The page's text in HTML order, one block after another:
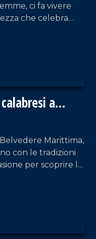
ci fa vivere
che celebra
a
Marittima,
con le tradizioni
per scoprire le